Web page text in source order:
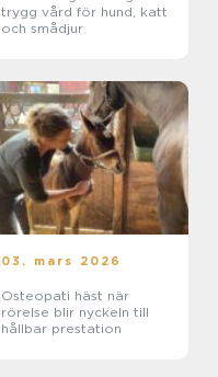
trygg vård för hund, katt
och smådjur
03. mars 2026
Osteopati häst när
rörelse blir nyckeln till
hållbar prestation